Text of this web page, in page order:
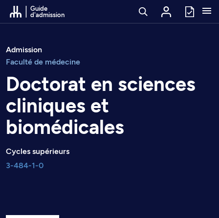
Passer au contenu
Guide
d'admission
Admission
Faculté de médecine
Doctorat en sciences
cliniques et
biomédicales
Cycles supérieurs
3-484-1-0